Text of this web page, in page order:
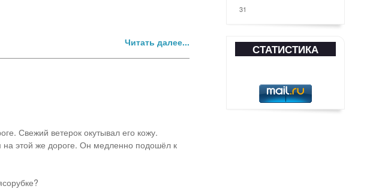
Читать далее...
Свежий ветерок окутывал его кожу.
на этой же дороге. Он медленно подошёл к
31
СТАТИСТИКА